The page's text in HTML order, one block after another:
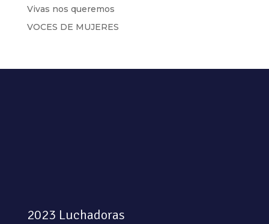
Vivas nos queremos
VOCES DE MUJERES
2023 Luchadoras